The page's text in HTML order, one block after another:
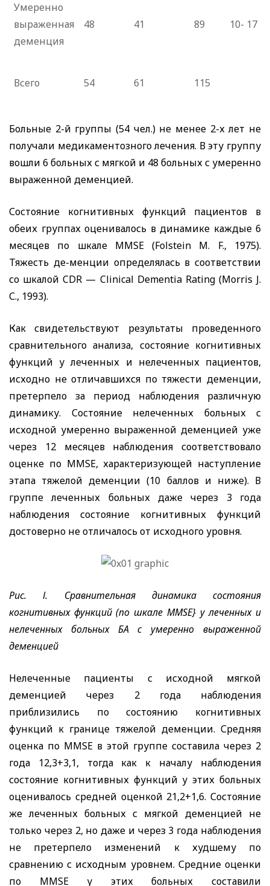
Умеренно
выраженная
деменция
48 41 89 10- 17
Всего 54 61 115
Больные 2-й группы (54 чел.) не менее 2-х лет не
получали медикаментозного лечения. В эту группу
вошли 6 больных с мягкой и 48 больных с умеренно
выраженной деменцией.
Состояние когнитивных функций пациентов в
обеих группах оценивалось в динамике каждые 6
месяцев по шкале MMSE(Folstein M. F., 1975).
Тяжесть де-менции определялась в соответствии
со шкалойCDR — Clinical Dementia Rating(Morris J.
С., 1993).
Как свидетельствуют результаты проведенного
сравнительного анализа, состояние когнитивных
функций у леченных и нелеченных пациентов,
исходно не отличавшихся по тяжести деменции,
претерпело за период наблюдения различную
динамику. Состояние нелеченных больных с
исходной умеренно выраженной деменцией уже
через 12 месяцев наблюдения соответствовало
оценке по MMSE, характеризующей наступление
этапа тяжелой деменции (10 баллов и ниже). В
группе леченных больных даже через 3 года
наблюдения состояние когнитивных функций
достоверно не отличалось от исходного уровня.
Puc.l. Сравнительная динамика состояния
когнитивных функций (по шкале MMSE} у леченных и
нелеченных больных БА с умеренно выраженной
деменцией
Нелеченные пациенты с исходной мягкой
деменцией через 2 года наблюдения
приблизились по состоянию когнитивных
функций к границе тяжелой деменции. Средняя
оценка по MMSE в этой группе составила через 2
года 12,3+3,1, тогда как к началу наблюдения
состояние когнитивных функций у этих больных
оценивалось средней оценкой 21,2+1,6. Состояние
же леченных больных с мягкой деменцией не
только через 2, но даже и через 3 года наблюдения
не претерпело изменений к худшему по
сравнению с исходным уровнем. Средние оценки
по MMSEу этих больных составили